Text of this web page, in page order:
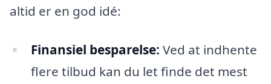
altid er en god idé:
Finansiel besparelse: Ved at indhente
flere tilbud kan du let finde det mest